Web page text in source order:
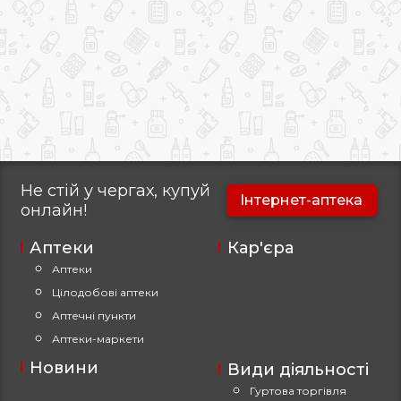
Не стій у чергах, купуй
онлайн!
Інтернет-аптека
Аптеки
Аптеки
Цілодобові аптеки
Аптечні пункти
Аптеки-маркети
Види діяльності
Гуртова торгівля
Новини
Кар'єра